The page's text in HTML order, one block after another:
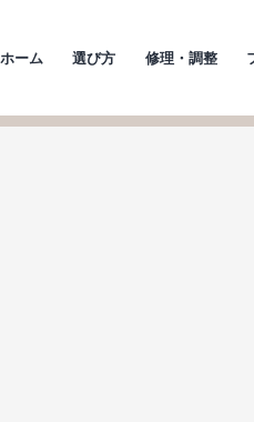
ホーム 選び方 修理・調整